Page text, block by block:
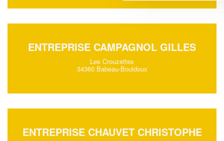
ENTREPRISE CAMPAGNOL GILLES
Les Crouzettes
34360 Babeau-Bouldoux
ENTREPRISE CHAUVET CHRISTOPHE